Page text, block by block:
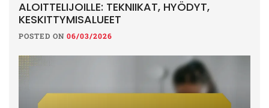
ALOITTELIJOILLE: TEKNIIKAT, HYÖDYT,
KESKITTYMISALUEET
POSTED ON 06/03/2026